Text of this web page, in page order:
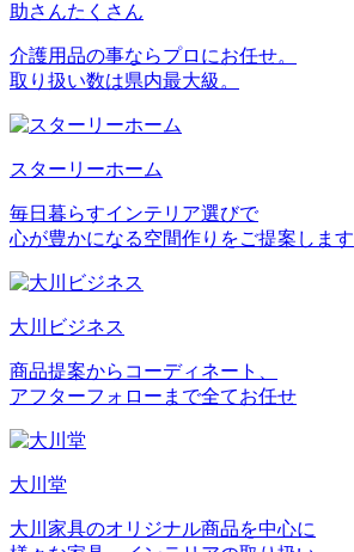
助さんたくさん
介護用品の事ならプロにお任せ。
取り扱い数は県内最大級。
スターリーホーム
毎日暮らすインテリア選びで
心が豊かになる空間作りをご提案します
大川ビジネス
商品提案からコーディネート、
アフターフォローまで全てお任せ
大川堂
大川家具のオリジナル商品を中心に